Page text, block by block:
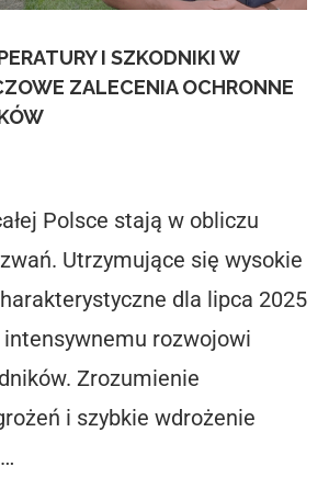
I SZKODNIKI W
ZALECENIA OCHRONNE
Polsce stają w obliczu
Utrzymujące się wysokie
dla lipca 2025
intensywnemu rozwojowi
Zrozumienie
i szybkie wdrożenie